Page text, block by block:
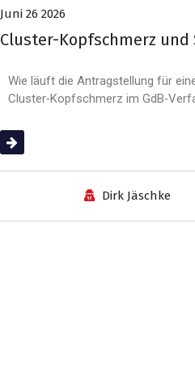
Juni 26 2026
Cluster-Kopfschmerz
Wie läuft die Antragstellung für
Cluster‑Kopfschmerz im
(mehr …)
Dirk Jäschke